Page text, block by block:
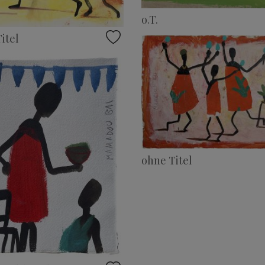
o.T.
ohne Titel